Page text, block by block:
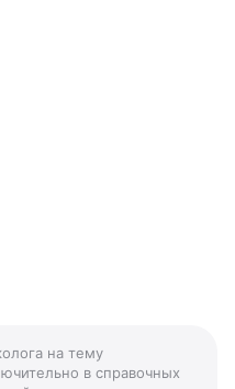
на тему
в справочных